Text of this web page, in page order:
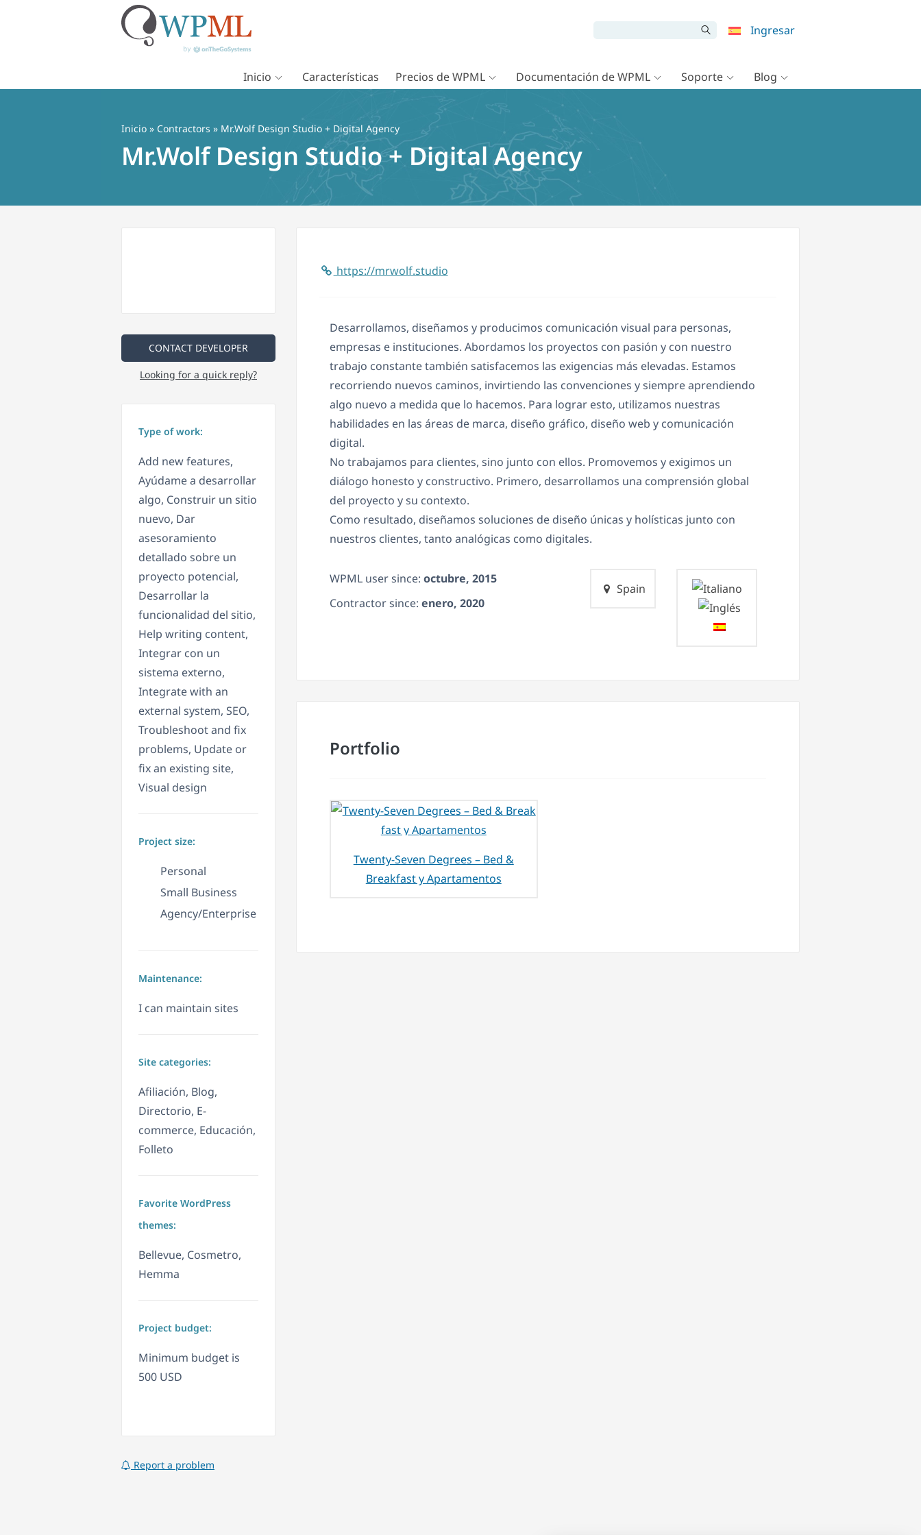
Ingresar
Inicio Características Precios de WPML Documentación de WPML Soporte Blog
Inicio » Contractors » Mr.Wolf Design Studio + Digital Agency
Mr.Wolf Design Studio + Digital Agency
CONTACT DEVELOPER
Looking for a quick reply?
Type of work:
Add new features,
Ayúdame a desarrollar
algo, Construir un sitio
nuevo, Dar
asesoramiento
detallado sobre un
proyecto potencial,
Desarrollar la
funcionalidad del sitio,
Help writing content,
Integrar con un
sistema externo,
Integrate with an
external system, SEO,
Troubleshoot and fix
problems, Update or
fix an existing site,
Visual design
Project size:
Personal
Small Business
Agency/Enterprise
Maintenance:
I can maintain sites
Site categories:
Afiliación, Blog,
Directorio, E-
commerce, Educación,
Folleto
Favorite WordPress
themes:
Bellevue, Cosmetro,
Hemma
Project budget:
Minimum budget is
500 USD
Report a problem
https://mrwolf.studio
Desarrollamos, diseñamos y producimos comunicación visual para personas,
empresas e instituciones. Abordamos los proyectos con pasión y con nuestro
trabajo constante también satisfacemos las exigencias más elevadas. Estamos
recorriendo nuevos caminos, invirtiendo las convenciones y siempre aprendiendo
algo nuevo a medida que lo hacemos. Para lograr esto, utilizamos nuestras
habilidades en las áreas de marca, diseño gráfico, diseño web y comunicación
digital.
No trabajamos para clientes, sino junto con ellos. Promovemos y exigimos un
diálogo honesto y constructivo. Primero, desarrollamos una comprensión global
del proyecto y su contexto.
Como resultado, diseñamos soluciones de diseño únicas y holísticas junto con
nuestros clientes, tanto analógicas como digitales.
WPML user since: octubre, 2015
Contractor since: enero, 2020
Spain
Portfolio
Twenty-Seven Degrees – Bed &
Breakfast y Apartamentos